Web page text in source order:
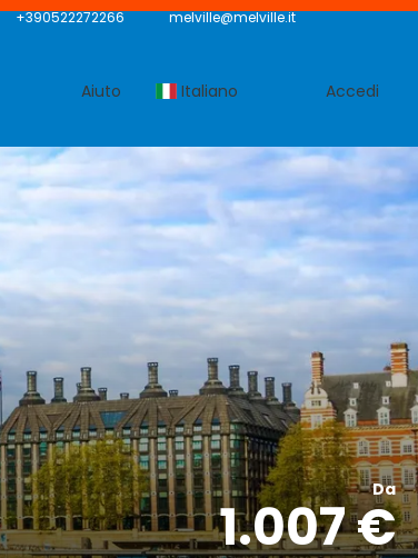
+390522272266 melville@melville.it
Aiuto Italiano Accedi
Da
1.007 €